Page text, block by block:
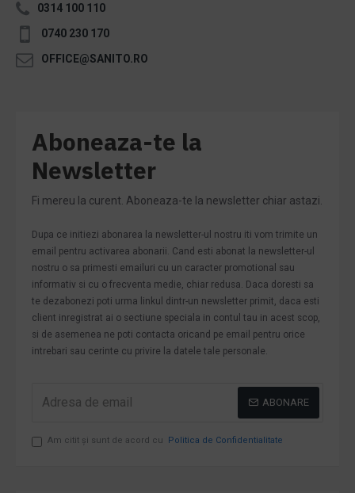
0314 100 110
0740 230 170
OFFICE@SANITO.RO
Aboneaza-te la
Newsletter
Fi mereu la curent. Aboneaza-te la newsletter chiar astazi.
Dupa ce initiezi abonarea la newsletter-ul nostru iti vom trimite un
email pentru activarea abonarii. Cand esti abonat la newsletter-ul
nostru o sa primesti emailuri cu un caracter promotional sau
informativ si cu o frecventa medie, chiar redusa. Daca doresti sa
te dezabonezi poti urma linkul dintr-un newsletter primit, daca esti
client inregistrat ai o sectiune speciala in contul tau in acest scop,
si de asemenea ne poti contacta oricand pe email pentru orice
intrebari sau cerinte cu privire la datele tale personale.
ABONARE
Am citit şi sunt de acord cu Politica de Confidentialitate